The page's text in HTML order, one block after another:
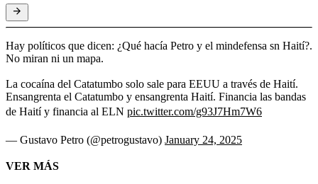
Hay políticos que dicen: ¿Qué hacía Petro y el mindefensa sn Haití?.
No miran ni un mapa.
La cocaína del Catatumbo solo sale para EEUU a través de Haití.
Ensangrenta el Catatumbo y ensangrenta Haití. Financia las bandas
de Haití y financia al ELN pic.twitter.com/g93J7Hm7W6
— Gustavo Petro (@petrogustavo) January 24, 2025
VER MÁS